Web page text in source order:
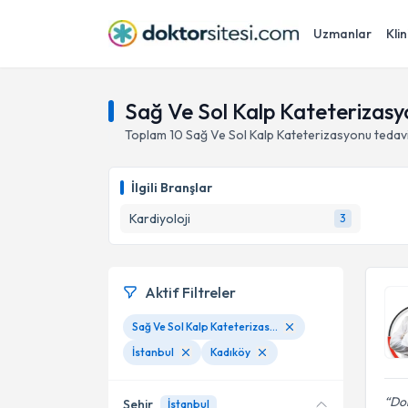
Uzmanlar
Sağ Ve Sol Kalp
Toplam 10 Sağ Ve Sol Kalp Kateterizasyonu
İlgili Branşlar
Kardiyoloji
3
Aktif Filtreler
Sağ Ve Sol Kalp Kateterizasyonu
İstanbul
Kadıköy
Şehir İstanbul